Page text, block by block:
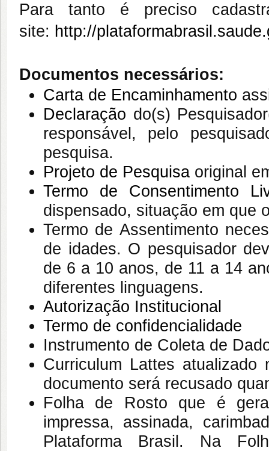
Para tanto é preciso
site: http://
Documentos necessários:
Carta de Encaminhamento
Declaração do(s)
responsável, pelo
pesquisa.
Projeto de Pesquisa original
Termo de Consentimento
dispensado, situação em que
Termo de Assentimento
de idades. O pesquisador
de 6 a 10 anos, de 11 a 14
diferentes linguagens.
Autorização Institucional
Termo de confidencialidade
Instrumento de Coleta de
Curriculum Lattes
documento será recusado
Folha de Rosto que é
impressa, assinada,
Plataforma Brasil. Na